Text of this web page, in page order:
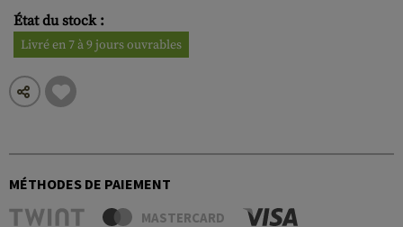
État du stock :
Livré en 7 à 9 jours ouvrables
MÉTHODES DE PAIEMENT
MASTERCARD